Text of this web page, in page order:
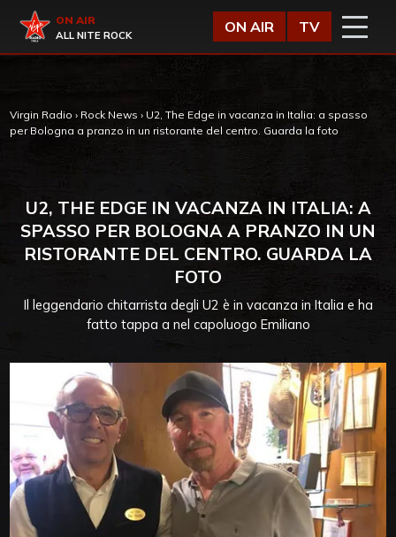
Virgin Radio
ON AIR
ALL NITE ROCK
ON AIR TV
Virgin Radio › Rock News › U2, The Edge in vacanza in Italia: a spasso
per Bologna a pranzo in un ristorante del centro. Guarda la foto
U2, THE EDGE IN VACANZA IN ITALIA: A
SPASSO PER BOLOGNA A PRANZO IN UN
RISTORANTE DEL CENTRO. GUARDA LA
FOTO
Il leggendario chitarrista degli U2 è in vacanza in Italia e ha
fatto tappa a nel capoluogo Emiliano